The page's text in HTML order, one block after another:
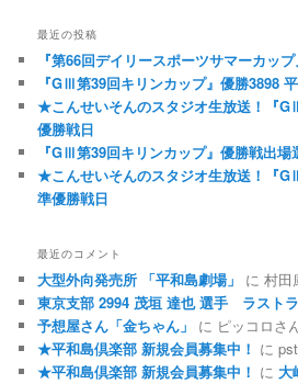
最近の投稿
『第66回デイリースポーツサマーカッ
『GⅢ第39回キリンカップ』優勝3898
★こんせいそんのスタジオ生放送！『
優勝戦日
『GⅢ第39回キリンカップ』優勝戦出
★こんせいそんのスタジオ生放送！『
準優勝戦日
最近のコメント
大型外向発売所 「平和島劇場」 に村田
東京支部 2994 茂垣 達也 選手 ラスト
予想屋さん「金ちゃん」
に ピッコロさ
★平和島倶楽部 新規会員募集中！ に
★平和島倶楽部 新規会員募集中！ に